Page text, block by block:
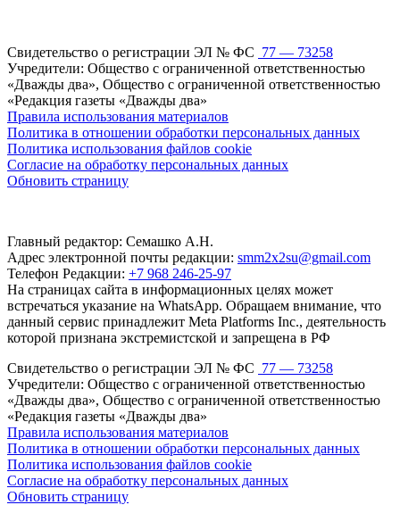
Свидетельство о регистрации ЭЛ № ФС 77 — 73258
Учредители: Общество с ограниченной ответственностью
«Дважды два», Общество с ограниченной ответственностью
«Редакция газеты «Дважды два»
Правила использования материалов
Политика в отношении обработки персональных данных
Политика использования файлов cookie
Согласие на обработку персональных данных
Обновить страницу
Главный редактор: Семашко А.Н.
Адрес электронной почты редакции: smm2x2su@gmail.com
Телефон Редакции: +7 968 246-25-97
На страницах сайта в информационных целях может
встречаться указание на WhatsApp. Обращаем внимание, что
данный сервис принадлежит Meta Platforms Inc., деятельность
которой признана экстремистской и запрещена в РФ
Свидетельство о регистрации ЭЛ № ФС 77 — 73258
Учредители: Общество с ограниченной ответственностью
«Дважды два», Общество с ограниченной ответственностью
«Редакция газеты «Дважды два»
Правила использования материалов
Политика в отношении обработки персональных данных
Политика использования файлов cookie
Согласие на обработку персональных данных
Обновить страницу